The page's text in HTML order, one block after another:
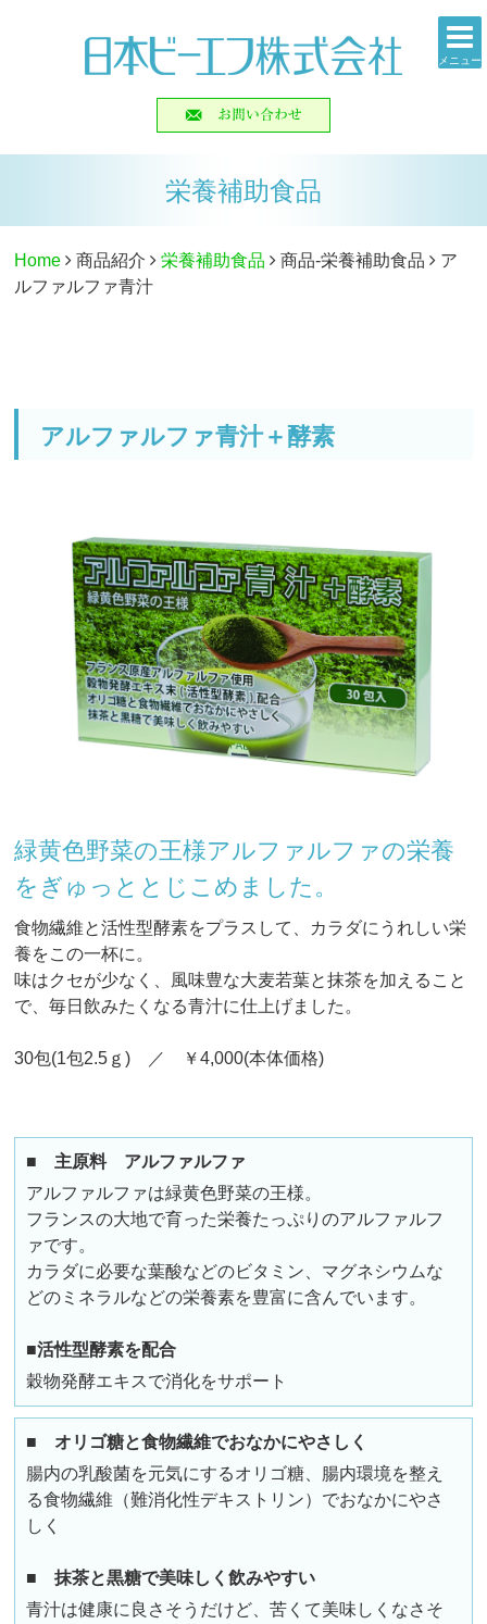
メニュー
栄養補助食品
Home 商品紹介 栄養補助食品 商品-栄養補助食品
ア
ルファルファ青汁
アルファルファ青汁＋酵素
緑黄色野菜の王様アルファルファの栄養
をぎゅっととじこめました。
食物繊維と活性型酵素をプラスして、カラダにうれしい栄
養をこの一杯に。
味はクセが少なく、風味豊な大麦若葉と抹茶を加えること
で、毎日飲みたくなる青汁に仕上げました。
30包(1包2.5ｇ) ／ ￥4,000(本体価格)
■ 主原料 アルファルファ
アルファルファは緑黄色野菜の王様。
フランスの大地で育った栄養たっぷりのアルファルフ
ァです。
カラダに必要な葉酸などのビタミン、マグネシウムな
どのミネラルなどの栄養素を豊富に含んでいます。
■活性型酵素を配合
穀物発酵エキスで消化をサポート
■ オリゴ糖と食物繊維でおなかにやさしく
腸内の乳酸菌を元気にするオリゴ糖、腸内環境を整え
る食物繊維（難消化性デキストリン）でおなかにやさ
しく
■ 抹茶と黒糖で美味しく飲みやすい
青汁は健康に良さそうだけど、苦くて美味しくなさそ